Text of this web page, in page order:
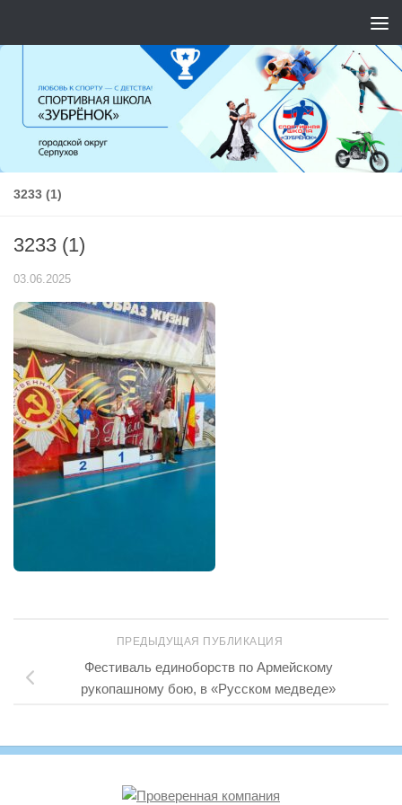
3233 (1)
3233 (1)
03.06.2025
ПРЕДЫДУЩАЯ ПУБЛИКАЦИЯ
Фестиваль единоборств по Армейскому
рукопашному бою, в «Русском медведе»